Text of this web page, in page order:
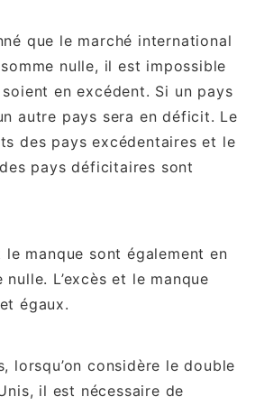
que le marché international
nulle, il est impossible
en excédent. Si un pays
autre pays sera en déficit. Le
des pays excédentaires et le
pays déficitaires sont
le manque sont également en
L’excès et le manque
égaux.
lorsqu’on considère le double
il est nécessaire de